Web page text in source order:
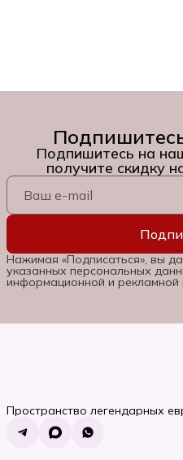
Подпишитесь на
получите скидку
Нажимая «Подписаться», вы
указанных персональных
информационной и рекламной
Пространство легендарных